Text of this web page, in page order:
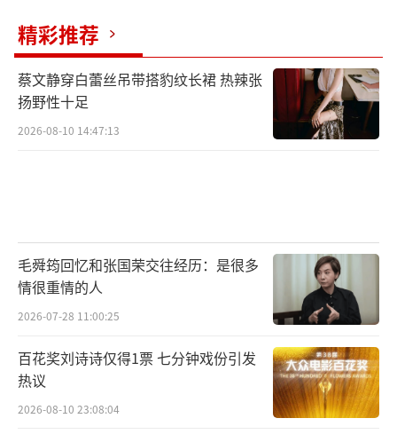
精彩推荐
蔡文静穿白蕾丝吊带搭豹纹长裙 热辣张
扬野性十足
2026-08-10 14:47:13
毛舜筠回忆和张国荣交往经历：是很多
情很重情的人
2026-07-28 11:00:25
百花奖刘诗诗仅得1票 七分钟戏份引发
热议
2026-08-10 23:08:04